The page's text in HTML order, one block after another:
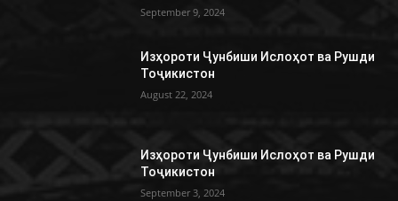
September 9, 2024
Изҳороти Ҷунбиши Ислоҳот ва Рушди
Тоҷикистон
August 22, 2024
Изҳороти Ҷунбиши Ислоҳот ва Рушди
Тоҷикистон
September 3, 2024